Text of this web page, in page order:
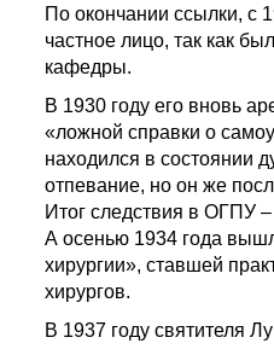
По окончании ссылки, с
частное лицо, так как
кафедры.
В 1930 году его вновь
«ложной справки о
находился в состоянии
отпевание, но он же
Итог следствия в ОГПУ
А осенью 1934 года
хирургии», ставшей
хирургов.
В 1937 году святителя